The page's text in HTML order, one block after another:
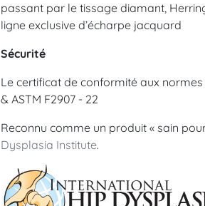
passant par le tissage diamant,
ligne exclusive d’écharpe jacquard
Sécurité
Le certificat de conformité aux normes
& ASTM F2907 - 22
Reconnu comme un produit « sain
Dysplasia Institute.